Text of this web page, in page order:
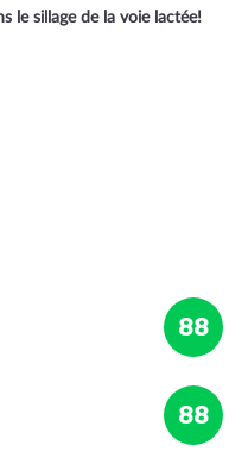
le sillage de la voie lactée!
88
88